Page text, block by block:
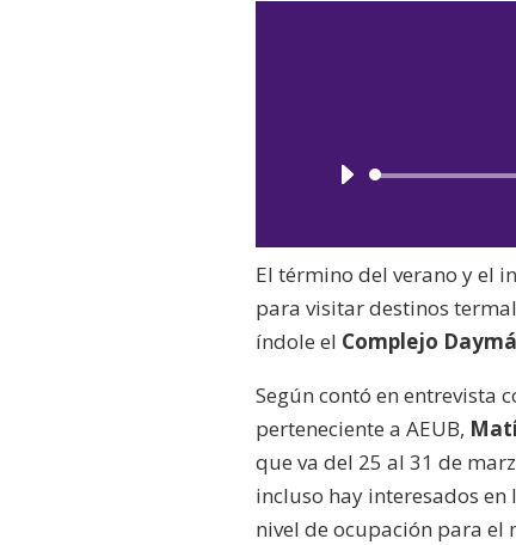
El término del verano y el
para visitar destinos
índole el Complejo
Según contó en entrevista
perteneciente a AEUB,
que va del 25 al 31 de
incluso hay interesados
nivel de ocupación para el